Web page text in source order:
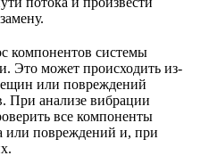
компонентов системы
Это может происходить из-
или повреждений
При анализе вибрации
все компоненты
или повреждений и, при